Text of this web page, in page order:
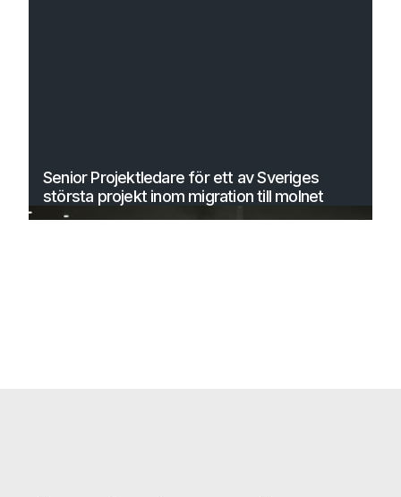
Senior Projektledare för ett av Sveriges
största projekt inom migration till molnet